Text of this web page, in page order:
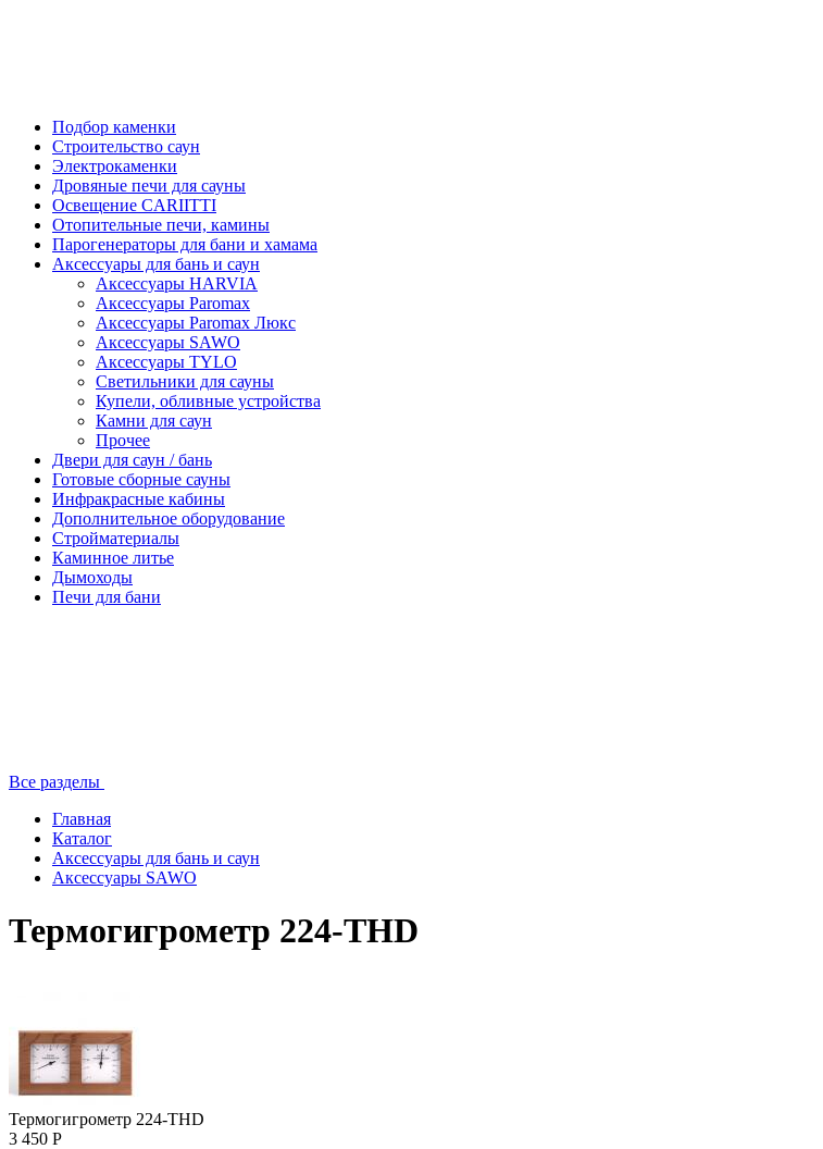
Подбор каменки
Строительство саун
Электрокаменки
Дровяные печи для сауны
Освещение CARIITTI
Отопительные печи, камины
Парогенераторы для бани и хамама
Аксессуары для бань и саун
Аксессуары HARVIA
Аксессуары Paromax
Аксессуары Paromax Люкс
Аксессуары SAWO
Аксессуары TYLO
Светильники для сауны
Купели, обливные устройства
Камни для саун
Прочее
Двери для саун / бань
Готовые сборные сауны
Инфракрасные кабины
Дополнительное оборудование
Стройматериалы
Каминное литье
Дымоходы
Печи для бани
Все разделы
Главная
Каталог
Аксессуары для бань и саун
Аксессуары SAWO
Термогигрометр 224-THD
Термогигрометр 224-THD
3 450 Р